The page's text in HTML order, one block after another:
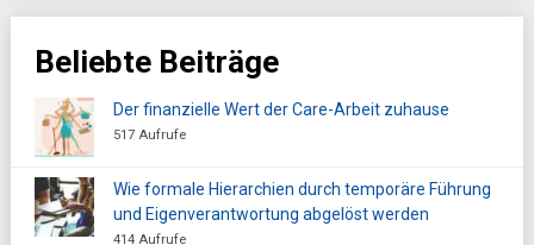
Beliebte Beiträge
Der finanzielle Wert der Care-Arbeit zuhause
517 Aufrufe
Wie formale Hierarchien durch temporäre Führung
und Eigenverantwortung abgelöst werden
414 Aufrufe